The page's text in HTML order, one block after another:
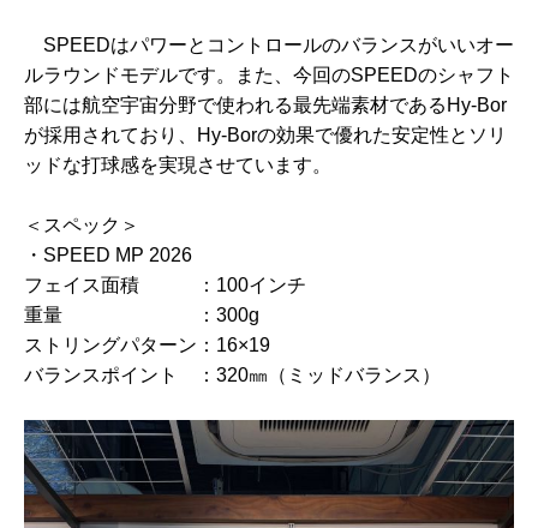
SPEEDはパワーとコントロールのバランスがいいオー
ルラウンドモデルです。また、今回のSPEEDのシャフト
部には航空宇宙分野で使われる最先端素材であるHy-Bor
が採用されており、Hy-Borの効果で優れた安定性とソリ
ッドな打球感を実現させています。
＜スペック＞
・SPEED MP 2026
フェイス面積 ：100インチ
重量 ：300g
ストリングパターン：16×19
バランスポイント ：320㎜（ミッドバランス）